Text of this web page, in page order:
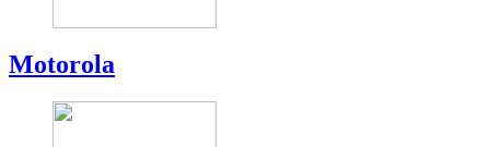
Motorola